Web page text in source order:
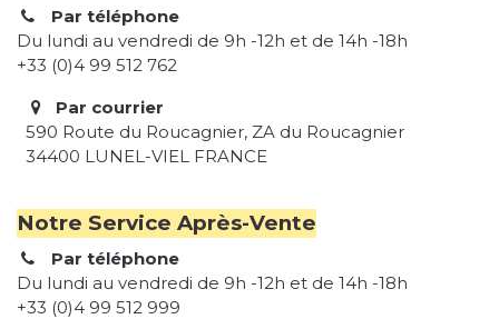
Par téléphone
Du lundi au vendredi de 9h -12h et de 14h -18h
+33 (0)4 99 512 762
Par courrier
590 Route du Roucagnier, ZA du Roucagnier
34400 LUNEL-VIEL FRANCE
Notre Service Après-Vente
Par téléphone
Du lundi au vendredi de 9h -12h et de 14h -18h
+33 (0)4 99 512 999